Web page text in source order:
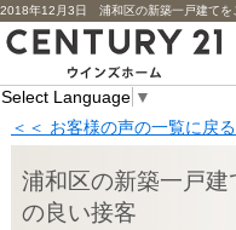
Select Language ▼
＜＜ お客様の声の一覧に戻る
浦和区の新築一戸
の良い接客